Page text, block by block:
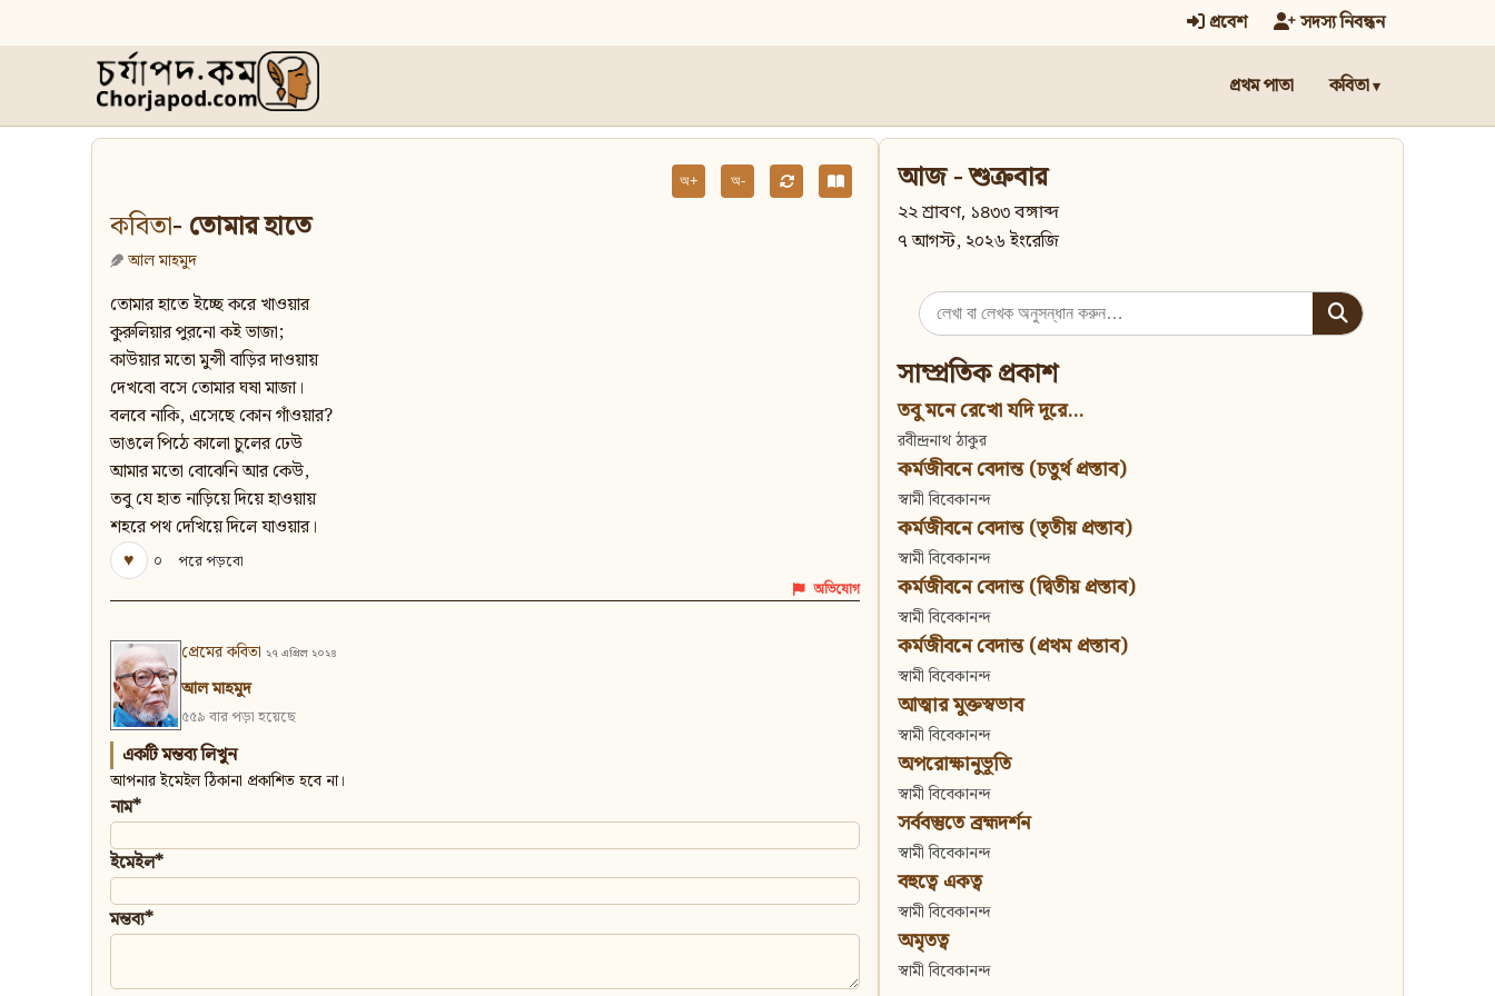
প্রবেশ সদস্য নিবন্ধন
প্রথম পাতা কবিতা
অ+ অ-
কবিতা- তোমার হাতে
আল মাহমুদ
তোমার হাতে ইচ্ছে করে খাওয়ার
কুরুলিয়ার পুরনো কই ভাজা;
কাউয়ার মতো মুন্সী বাড়ির দাওয়ায়
দেখবো বসে তোমার ঘষা মাজা।
বলবে নাকি, এসেছে কোন গাঁওয়ার?
ভাঙলে পিঠে কালো চুলের ঢেউ
আমার মতো বোঝেনি আর কেউ,
তবু যে হাত নাড়িয়ে দিয়ে হাওয়ায়
শহরে পথ দেখিয়ে দিলে যাওয়ার।
♥
০ পরে পড়বো
অভিযোগ
প্রেমের কবিতা ২৭ এপ্রিল ২০২৪
আল মাহমুদ
৫৫৯ বার পড়া হয়েছে
একটি মন্তব্য লিখুন
আপনার ইমেইল ঠিকানা প্রকাশিত হবে না।
নাম*
ইমেইল*
মন্তব্য*
আজ - শুক্রবার
২২ শ্রাবণ, ১৪৩৩ বঙ্গাব্দ
৭ আগস্ট, ২০২৬ ইংরেজি
Search
for:
সাম্প্রতিক প্রকাশ
তবু মনে রেখো যদি দূরে...
রবীন্দ্রনাথ ঠাকুর
কর্মজীবনে বেদান্ত (চতুর্থ প্রস্তাব)
স্বামী বিবেকানন্দ
কর্মজীবনে বেদান্ত (তৃতীয় প্রস্তাব)
স্বামী বিবেকানন্দ
কর্মজীবনে বেদান্ত (দ্বিতীয় প্রস্তাব)
স্বামী বিবেকানন্দ
কর্মজীবনে বেদান্ত (প্রথম প্রস্তাব)
স্বামী বিবেকানন্দ
আত্মার মুক্তস্বভাব
স্বামী বিবেকানন্দ
অপরোক্ষানুভূতি
স্বামী বিবেকানন্দ
সর্ববস্তুতে ব্রহ্মদর্শন
স্বামী বিবেকানন্দ
বহুত্বে একত্ব
স্বামী বিবেকানন্দ
অমৃতত্ব
স্বামী বিবেকানন্দ